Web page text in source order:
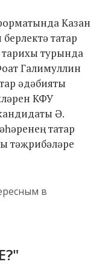
Казан
татар
турында
Галимуллин
әдәбияты
КФУ
Ә.
татар
тәҗрибәләре
в